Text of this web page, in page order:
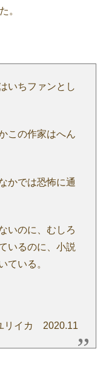
。
いちファンとし
この作家はへん
かでは恐怖に通
いのに、むしろ
いるのに、小説
ている。
リイカ 2020.11